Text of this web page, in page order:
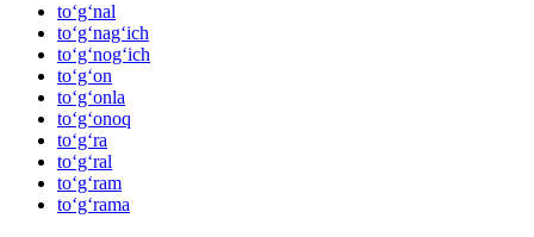
to‘g‘nal
to‘g‘nag‘ich
to‘g‘nog‘ich
to‘g‘on
to‘g‘onla
to‘g‘onoq
to‘g‘ra
to‘g‘ral
to‘g‘ram
to‘g‘rama